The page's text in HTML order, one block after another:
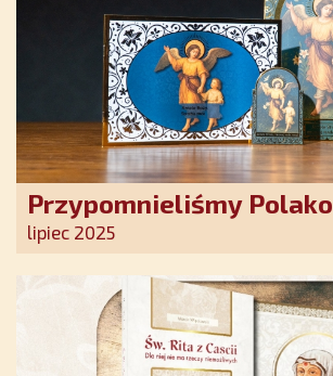
Przypomnieliśmy
obecności Anioła Stróża!
lipiec 2025